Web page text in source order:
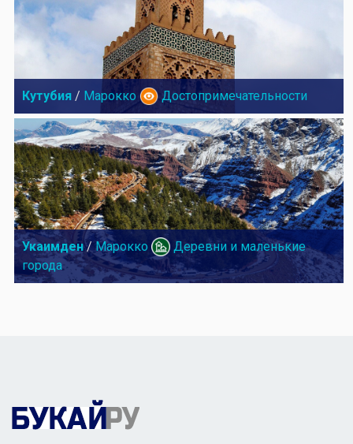
Кутубия / Марокко Достопримечательности
Укаимден/ Марокко
Деревни и маленькие
города